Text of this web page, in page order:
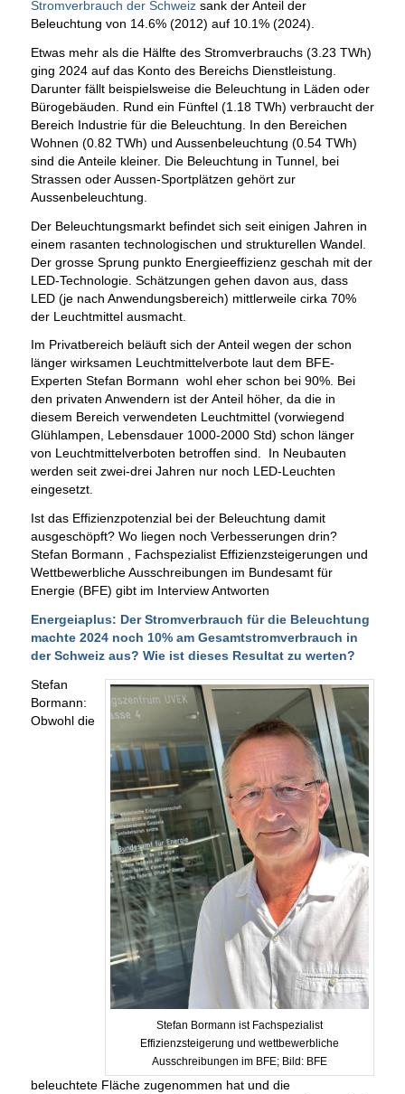
Stromverbrauch der Schweizsank der Anteil der
Beleuchtung von 14.6% (2012) auf 10.1% (2024).
Etwas mehr als die Hälfte des Stromverbrauchs (3.23 TWh)
ging 2024 auf das Konto des Bereichs Dienstleistung.
Darunter fällt beispielsweise die Beleuchtung in Läden oder
Bürogebäuden. Rund ein Fünftel (1.18 TWh) verbraucht der
Bereich Industrie für die Beleuchtung. In den Bereichen
Wohnen (0.82 TWh) und Aussenbeleuchtung (0.54 TWh)
sind die Anteile kleiner. Die Beleuchtung in Tunnel, bei
Strassen oder Aussen-Sportplätzen gehört zur
Aussenbeleuchtung.
Der Beleuchtungsmarkt befindet sich seit einigen Jahren in
einem rasanten technologischen und strukturellen Wandel.
Der grosse Sprung punkto Energieeffizienz geschah mit der
LED-Technologie. Schätzungen gehen davon aus, dass
LED (je nach Anwendungsbereich) mittlerweile cirka 70%
der Leuchtmittel ausmacht.
Im Privatbereich beläuft sich der Anteil wegen der schon
länger wirksamen Leuchtmittelverbote laut dem BFE-
Experten Stefan Bormann wohl eher schon bei 90%. Bei
den privaten Anwendern ist der Anteil höher, da die in
diesem Bereich verwendeten Leuchtmittel (vorwiegend
Glühlampen, Lebensdauer 1000-2000 Std) schon länger
von Leuchtmittelverboten betroffen sind. In Neubauten
werden seit zwei-drei Jahren nur noch LED-Leuchten
eingesetzt.
Ist das Effizienzpotenzial bei der Beleuchtung damit
ausgeschöpft? Wo liegen noch Verbesserungen drin?
Stefan Bormann , Fachspezialist Effizienzsteigerungen und
Wettbewerbliche Ausschreibungen im Bundesamt für
Energie (BFE) gibt im Interview Antworten
Energeiaplus: Der Stromverbrauch für die Beleuchtung
machte 2024 noch 10% am Gesamtstromverbrauch in
der Schweiz aus? Wie ist dieses Resultat zu werten?
Stefan Bormann ist Fachspezialist
Effizienzsteigerung und wettbewerbliche
Ausschreibungen im BFE; Bild: BFE
Stefan
Bormann:
Obwohl die
beleuchtete Fläche zugenommen hat und die